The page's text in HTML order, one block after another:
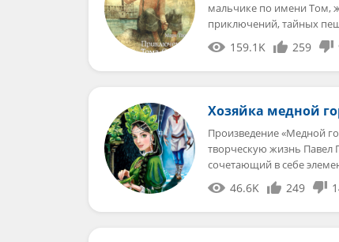
мальчике по имени Том,
приключений, тайных
159.1K 259
Хозяйка медной
Произведение «Медной
творческую жизнь Павел
сочетающий в себе
46.6K 249